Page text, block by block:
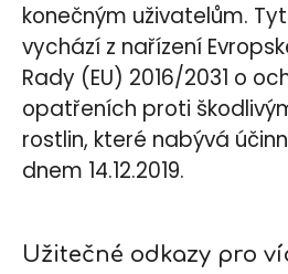
konečným uživatelům.
vychází z nařízení
Rady (EU) 2016/2031 o
opatřeních proti
rostlin, které nabývá
dnem 14.12.2019.
Užitečné odkazy pro